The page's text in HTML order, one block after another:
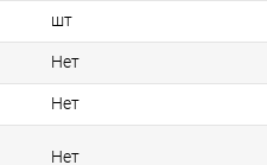
шт
Нет
Нет
Нет